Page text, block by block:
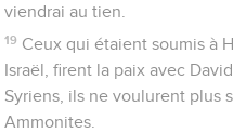
viendrai au tien.
19 Ceux qui étaient soumis à
Israël, firent la paix avec
Syriens, ils ne voulurent plus
Ammonites.